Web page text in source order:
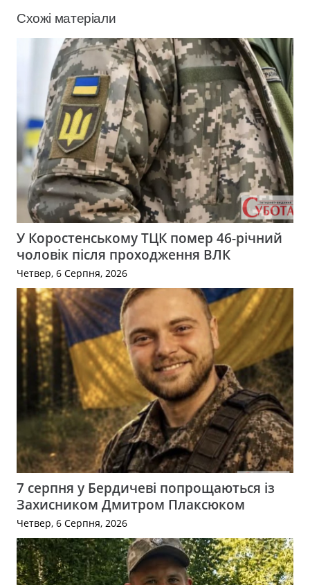
Схожі матеріали
У Коростенському ТЦК помер 46-річний
чоловік після проходження ВЛК
Четвер, 6 Серпня, 2026
7 серпня у Бердичеві попрощаються із
Захисником Дмитром Плаксюком
Четвер, 6 Серпня, 2026